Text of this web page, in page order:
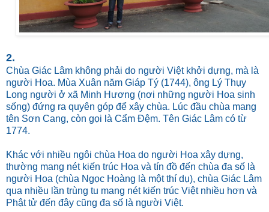
2.
Chùa Giác Lâm không phải do người Việt khởi dựng, mà là
người Hoa. Mùa Xuân năm Giáp Tý (1744), ông Lý Thụy
Long người ở xã Minh Hương (nơi những người Hoa sinh
sống) đứng ra quyên góp để xây chùa. Lúc đầu chùa mang
tên Sơn Cang, còn gọi là Cẩm Đệm. Tên Giác Lâm có từ
1774.
Khác với nhiều ngôi chùa Hoa do người Hoa xây dựng,
thường mang nét kiến trúc Hoa và tín đồ đến chùa đa số là
người Hoa (chùa Ngọc Hoàng là một thí dụ), chùa Giác Lâm
qua nhiều lần trùng tu mang nét kiến trúc Việt nhiều hơn và
Phật tử đến đây cũng đa số là người Việt.